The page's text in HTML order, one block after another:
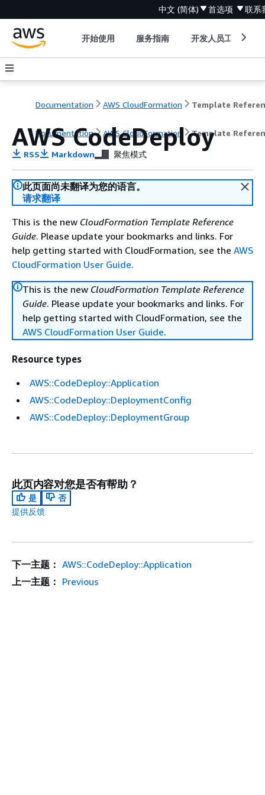
中文 (简体) 首选项 联系
开始使用 服务指南 开发人员工具
Documentation AWS CloudFormation Template
Documentation AWS CloudFormation Template
AWS CodeDeploy
RSS Markdown 聚焦模式
此页面尚未翻译为您的语言。
请求翻译
This is the new CloudFormation Template Reference
Guide. Please update your bookmarks and links. For
help getting started with CloudFormation, see the AWS
CloudFormation User Guide.
This is the new CloudFormation Template Reference
Guide. Please update your bookmarks and links. For
help getting started with CloudFormation, see the
AWS CloudFormation User Guide.
Resource types
AWS::CodeDeploy::Application
AWS::CodeDeploy::DeploymentConfig
AWS::CodeDeploy::DeploymentGroup
此页内容对您是否有帮助？
是
否
提供反馈
下一主题： AWS::CodeDeploy::Application
上一主题： Previous